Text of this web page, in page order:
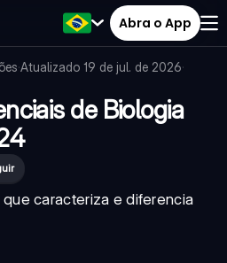
Abra o App
·Atualizado 19 de jul. de 2026·
de Biologia
caracteriza e diferencia